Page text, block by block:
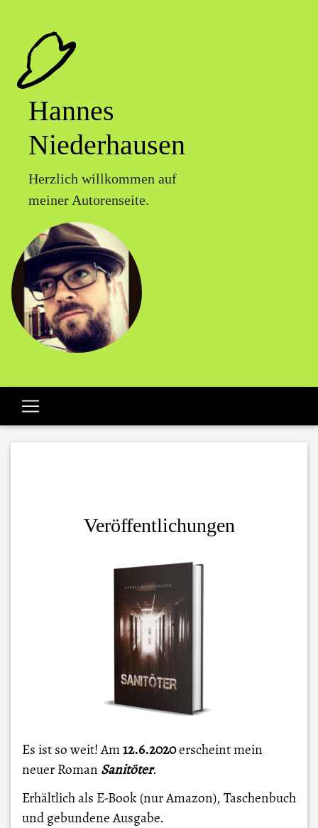
Hannes
Niederhausen
Herzlich willkommen auf
meiner Autorenseite.
Veröffentlichungen
Es ist so weit! Am12.6.2020erscheint mein
neuer Roman Sanitöter.
Erhältlich als E-Book (nur Amazon), Taschenbuch
und gebundene Ausgabe.